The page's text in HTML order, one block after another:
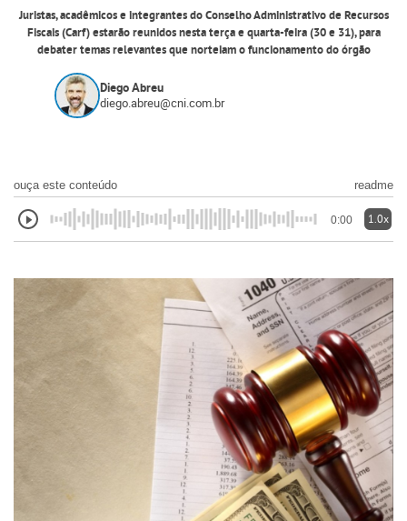
Juristas, acadêmicos e integrantes do Conselho Administrativo de Recursos
Fiscais (Carf) estarão reunidos nesta terça e quarta-feira (30 e 31), para
debater temas relevantes que norteiam o funcionamento do órgão
Diego Abreu
diego.abreu@cni.com.br
ouça este conteúdo readme
0:00 1.0x